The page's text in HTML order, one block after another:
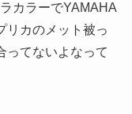
カラーでYAMAHA
リカのメット被っ
ってないよなって